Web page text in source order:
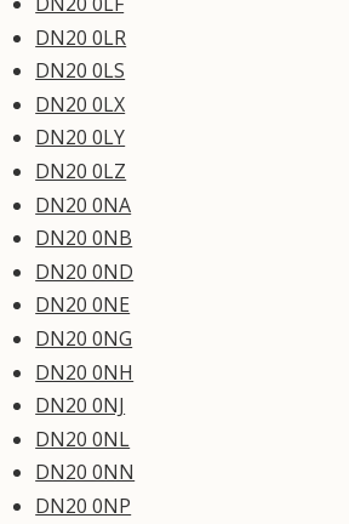
DN20 0LR
DN20 0LS
DN20 0LX
DN20 0LY
DN20 0LZ
DN20 0NA
DN20 0NB
DN20 0ND
DN20 0NE
DN20 0NG
DN20 0NH
DN20 0NJ
DN20 0NL
DN20 0NN
DN20 0NP